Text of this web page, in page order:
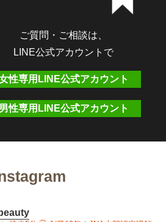
ご質問・ご相談は、
LINE公式アカウントで
性専用LINE公式アカウント
男性専用LINE公式アカウント